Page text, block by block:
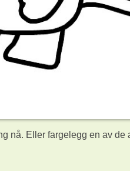
nå. Eller fargelegg en av de